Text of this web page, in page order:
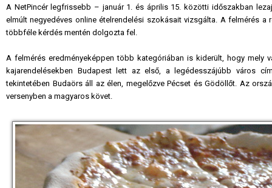
A NetPincér legfrissebb – január 1. és április 15. közötti időszakban
elmúlt negyedéves online ételrendelési szokásait vizsgálta. A felmérés
többféle kérdés mentén dolgozta fel.
A felmérés eredményeképpen több kategóriában is kiderült, hogy mely
kajarendelésekben Budapest lett az első, a legédesszájúbb város
tekintetében Budaörs áll az élen, megelőzve Pécset és Gödöllőt. Az
versenyben a magyaros követ.